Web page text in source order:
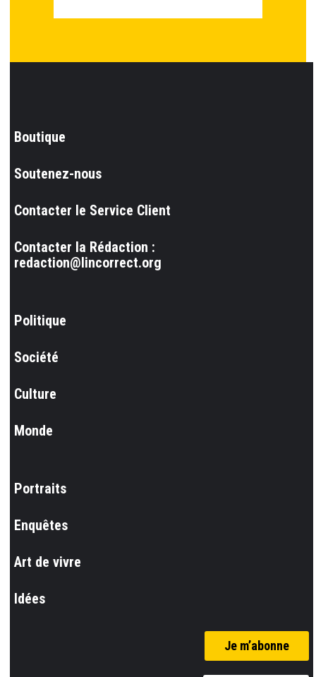
Boutique
Soutenez-nous
Contacter le Service Client
Contacter la Rédaction :
redaction@lincorrect.org
Politique
Société
Culture
Monde
Portraits
Enquêtes
Art de vivre
Idées
Je m’abonne